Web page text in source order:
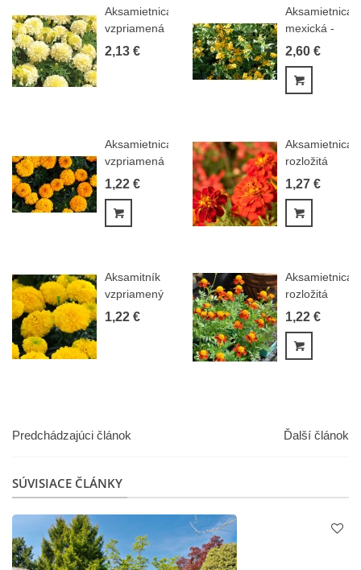
Aksamietnica
vzpriamená
Eskimo -...
2,13 €
Aksamietnica
mexická -
Tagetes
2,60 €
Aksamietnica
vzpriamená
obrovská...
1,22 €
Pridať do košíka
Aksamietnica
rozložitá
Carmen -...
1,27 €
Aksamitník
vzpriamený
Cupido žltý
1,22 €
Aksamietnica
rozložitá
Orange
1,22 €
Predchádzajúci článok Ďalší článok
SÚVISIACE ČLÁNKY